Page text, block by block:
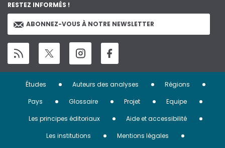
RESTEZ INFORMÉS !
ABONNEZ-VOUS À NOTRE NEWSLETTER
Menu
Pied
page
Études Auteurs des analyses
Régions
Pays
Glossaire Projet
Equipe
Les principes éditoriaux
Aide et accessibilité
Les institutions
Mentions légales